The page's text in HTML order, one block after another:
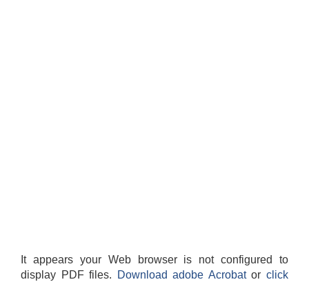
It appears your Web browser is not configured to
display PDF files.
Download adobe Acrobatorclick